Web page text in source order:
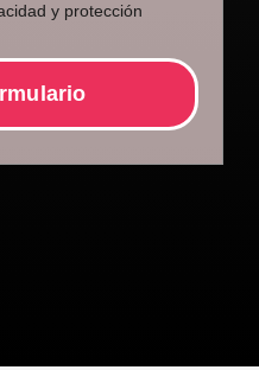
y protección